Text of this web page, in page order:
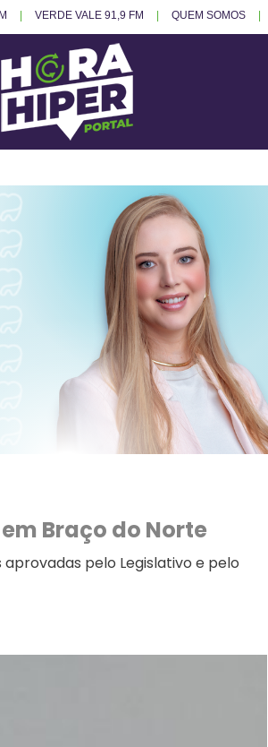
VERDE VALE 91,9 FM QUEM SOMOS
Braço do Norte
pelo Legislativo e pelo